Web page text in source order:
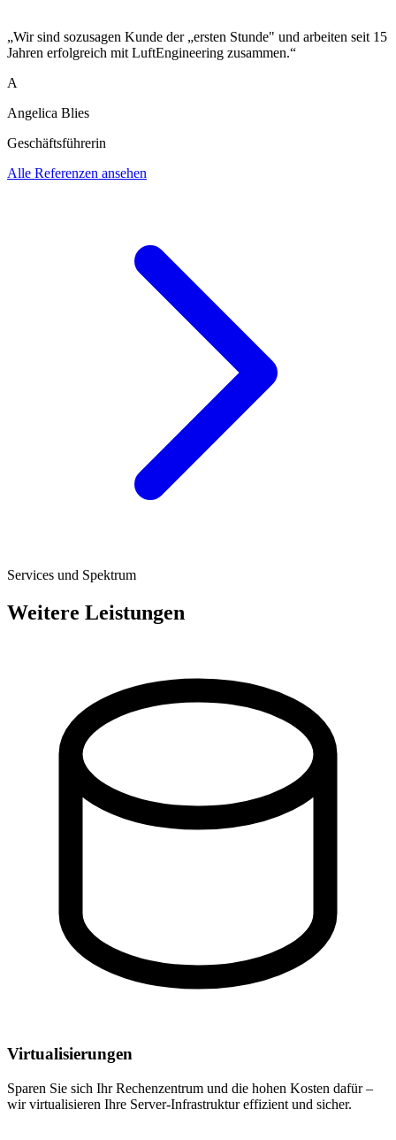
„Wir sind sozusagen Kunde der „ersten Stunde" und arbeiten seit 15
Jahren erfolgreich mit LuftEngineering zusammen.“
A
Angelica Blies
Geschäftsführerin
Alle Referenzen ansehen
Services und Spektrum
Weitere Leistungen
Virtualisierungen
Sparen Sie sich Ihr Rechenzentrum und die hohen Kosten dafür –
wir virtualisieren Ihre Server-Infrastruktur effizient und sicher.